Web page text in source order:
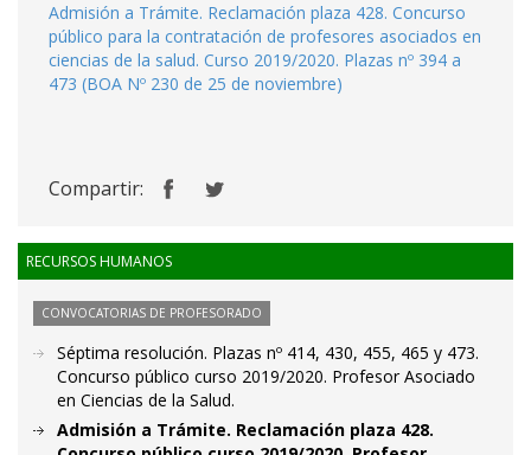
Admisión a Trámite. Reclamación plaza 428. Concurso
público para la contratación de profesores asociados en
ciencias de la salud. Curso 2019/2020. Plazas nº 394 a
473 (BOA Nº 230 de 25 de noviembre)
Compartir:
RECURSOS HUMANOS
CONVOCATORIAS DE PROFESORADO
Séptima resolución. Plazas nº 414, 430, 455, 465 y 473.
Concurso público curso 2019/2020. Profesor Asociado
en Ciencias de la Salud.
Admisión a Trámite. Reclamación plaza 428.